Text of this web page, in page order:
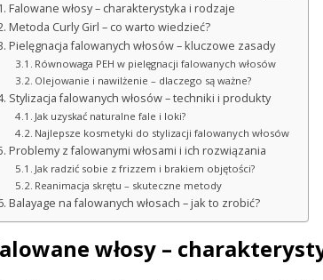
Falowane włosy – charakterystyka i rodzaje
Metoda Curly Girl – co warto wiedzieć?
Pielęgnacja falowanych włosów – kluczowe zasady
Równowaga PEH w pielęgnacji falowanych włosów
Olejowanie i nawilżenie – dlaczego są ważne?
Stylizacja falowanych włosów – techniki i produkty
Jak uzyskać naturalne fale i loki?
Najlepsze kosmetyki do stylizacji falowanych włosów
Problemy z falowanymi włosami i ich rozwiązania
Jak radzić sobie z frizzem i brakiem objętości?
Reanimacja skrętu – skuteczne metody
Balayage na falowanych włosach – jak to zrobić?
włosy –